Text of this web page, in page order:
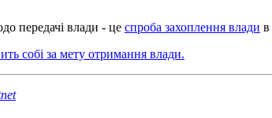
передачі влади - це спроба захоплення влади в
собі за мету отримання влади.